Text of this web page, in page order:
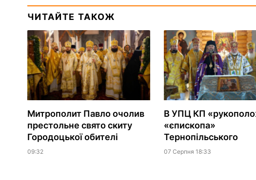
ЧИТАЙТЕ ТАКОЖ
Митрополит Павло очолив
престольне свято скиту
Городоцької обителі
09:32
В УПЦ КП
«єпископа»
Тернопільського
07 Серпня 18:33